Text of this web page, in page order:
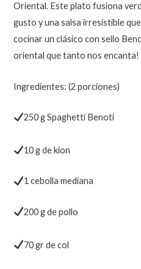
Oriental. Este plato fusiona
gusto y una salsa irresistible
cocinar un clásico con sello
oriental que tanto nos encanta!
Ingredientes: (2 porciones)
250 gSpaghetti Benoti
10 g de kion
1 cebolla mediana
200 g de pollo
70 gr de col